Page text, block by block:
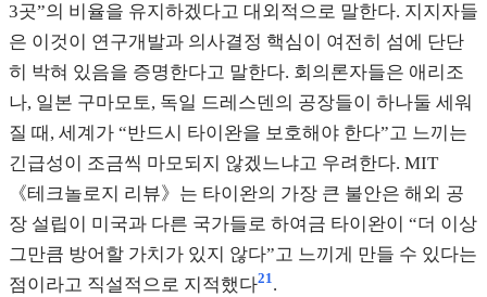
3곳”의 비율을 유지하겠다고 대외적으로 말한다. 지지자들
은 이것이 연구개발과 의사결정 핵심이 여전히 섬에 단단
히 박혀 있음을 증명한다고 말한다. 회의론자들은 애리조
나, 일본 구마모토, 독일 드레스덴의 공장들이 하나둘 세워
질 때, 세계가 “반드시 타이완을 보호해야 한다”고 느끼는
긴급성이 조금씩 마모되지 않겠느냐고 우려한다. MIT
《테크놀로지 리뷰》는 타이완의 가장 큰 불안은 해외 공
장 설립이 미국과 다른 국가들로 하여금 타이완이 “더 이상
그만큼 방어할 가치가 있지 않다”고 느끼게 만들 수 있다는
점이라고 직설적으로 지적했다21.